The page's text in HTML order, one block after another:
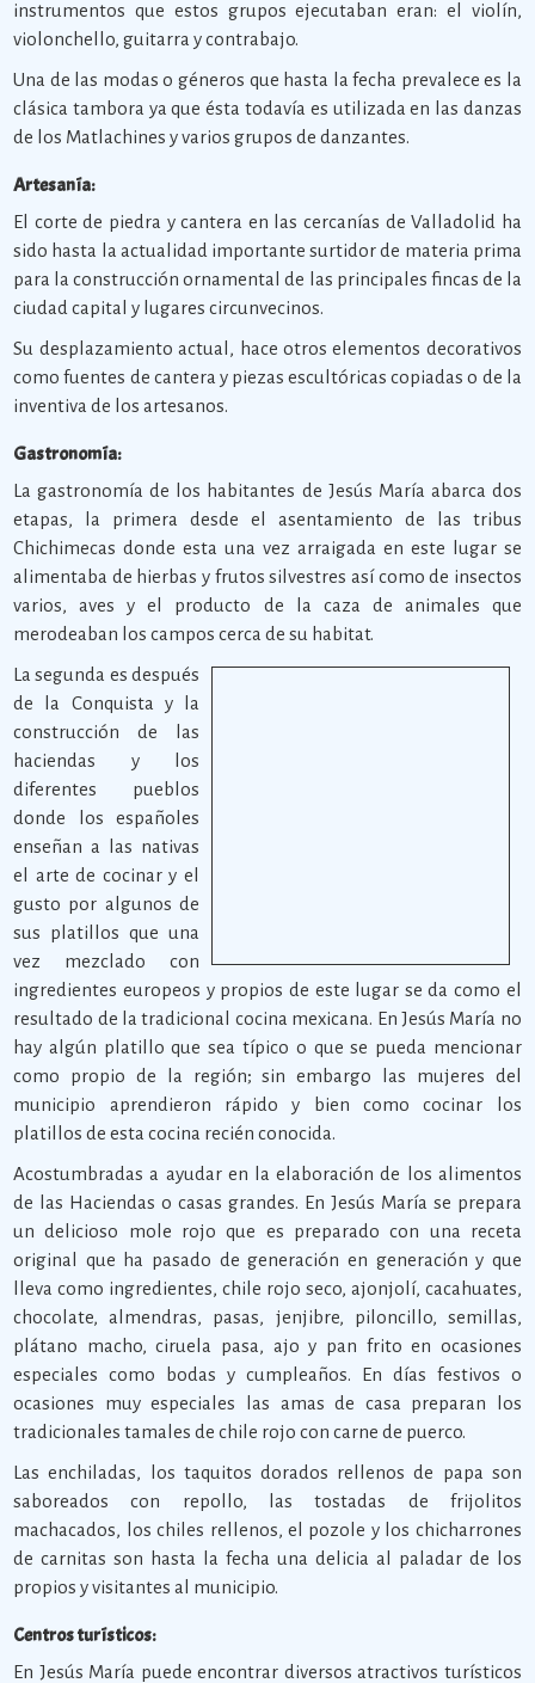
instrumentos que estos grupos ejecutaban eran: el violín,
violonchello, guitarra y contrabajo.
Una de las modas o géneros que hasta la fecha prevalece es la
clásica tambora ya que ésta todavía es utilizada en las danzas
de los Matlachines y varios grupos de danzantes.
Artesanía:
El corte de piedra y cantera en las cercanías de Valladolid ha
sido hasta la actualidad importante surtidor de materia prima
para la construcción ornamental de las principales fincas de la
ciudad capital y lugares circunvecinos.
Su desplazamiento actual, hace otros elementos decorativos
como fuentes de cantera y piezas escultóricas copiadas o de la
inventiva de los artesanos.
Gastronomía:
La gastronomía de los habitantes de Jesús María abarca dos
etapas, la primera desde el asentamiento de las tribus
Chichimecas donde esta una vez arraigada en este lugar se
alimentaba de hierbas y frutos silvestres así como de insectos
varios, aves y el producto de la caza de animales que
merodeaban los campos cerca de su habitat.
La segunda es después
de la Conquista y la
construcción de las
haciendas y los
diferentes pueblos
donde los españoles
enseñan a las nativas
el arte de cocinar y el
gusto por algunos de
sus platillos que una
vez mezclado con
ingredientes europeos y propios de este lugar se da como el
resultado de la tradicional cocina mexicana. En Jesús María no
hay algún platillo que sea típico o que se pueda mencionar
como propio de la región; sin embargo las mujeres del
municipio aprendieron rápido y bien como cocinar los
platillos de esta cocina recién conocida.
Acostumbradas a ayudar en la elaboración de los alimentos
de las Haciendas o casas grandes. En Jesús María se prepara
un delicioso mole rojo que es preparado con una receta
original que ha pasado de generación en generación y que
lleva como ingredientes, chile rojo seco, ajonjolí, cacahuates,
chocolate, almendras, pasas, jenjibre, piloncillo, semillas,
plátano macho, ciruela pasa, ajo y pan frito en ocasiones
especiales como bodas y cumpleaños. En días festivos o
ocasiones muy especiales las amas de casa preparan los
tradicionales tamales de chile rojo con carne de puerco.
Las enchiladas, los taquitos dorados rellenos de papa son
saboreados con repollo, las tostadas de frijolitos
machacados, los chiles rellenos, el pozole y los chicharrones
de carnitas son hasta la fecha una delicia al paladar de los
propios y visitantes al municipio.
Centros turísticos:
En Jesús María puede encontrar diversos atractivos turísticos